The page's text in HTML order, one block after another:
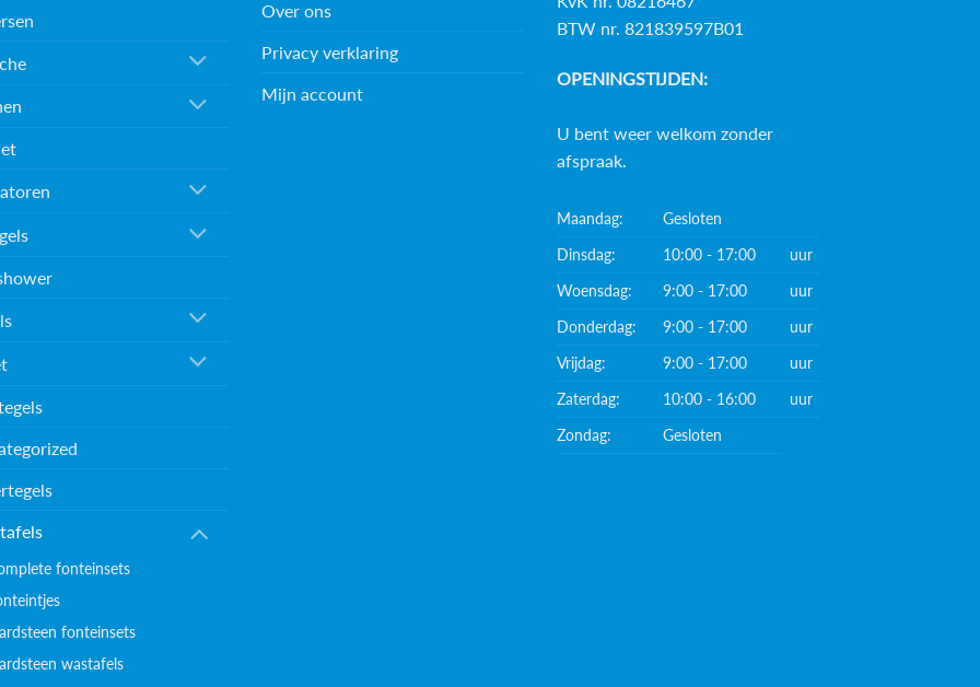
fonteinsets
fonteinsets
wastafels
Over ons
Privacy verklaring
Mijn account
BTW nr. 821839597B01
OPENINGSTIJDEN:
U bent weer welkom zonder
afspraak.
Maandag:
Gesloten
Dinsdag:
10:00 - 17:00
uur
Woensdag:
9:00 - 17:00
uur
Donderdag:
9:00 - 17:00
uur
Vrijdag:
9:00 - 17:00
uur
Zaterdag:
10:00 - 16:00
uur
Zondag:
Gesloten